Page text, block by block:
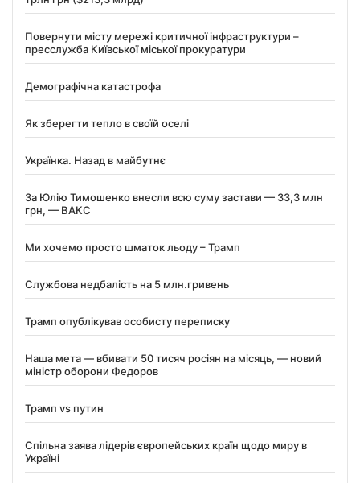
Повернути місту мережі критичної інфраструктури –
пресслужба Київської міської прокуратури
Демографічна катастрофа
Як зберегти тепло в своїй оселі
Українка. Назад в майбутнє
За Юлію Тимошенко внесли всю суму застави — 33,3 млн
грн, — ВАКС
Ми хочемо просто шматок льоду – Трамп
Службова недбалість на 5 млн.гривень
Трамп опублікував особисту переписку
Наша мета — вбивати 50 тисяч росіян на місяць, — новий
міністр оборони Федоров
Трамп vs путин
Спільна заява лідерів європейських країн щодо миру в
Україні